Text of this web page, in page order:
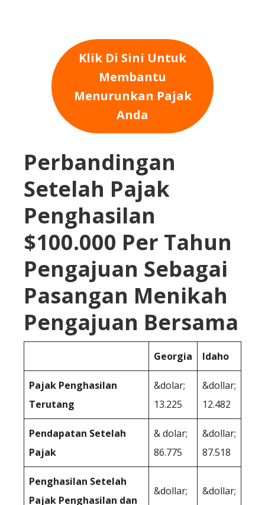
Klik Di Sini Untuk
Membantu
Menurunkan Pajak
Anda
Perbandingan
Setelah Pajak
Penghasilan
$100.000 Per Tahun
Pengajuan Sebagai
Pasangan Menikah
Pengajuan Bersama
Georgia Idaho
Pajak Penghasilan
Terutang
&dolar;
13.225
&dollar;
12.482
Pendapatan Setelah
Pajak
& dolar;
86.775
&dollar;
87.518
Penghasilan Setelah
Pajak Penghasilan dan
&dollar;
&dollar;